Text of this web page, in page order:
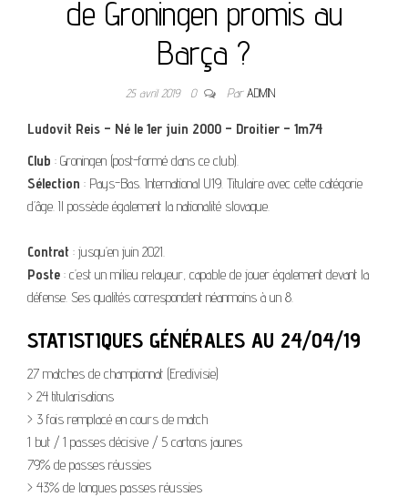
de Groningen promis au
Barça ?
25 avril 2019 0 ParADMIN
Ludovit Reis – Né le 1er juin 2000 – Droitier – 1m74
Club : Groningen (post-formé dans ce club).
Sélection : Pays-Bas. International U19. Titulaire avec cette catégorie
d’âge. Il possède également la nationalité slovaque.
Contrat : jusqu’en juin 2021.
Poste : c’est un milieu relayeur, capable de jouer également devant la
défense. Ses qualités correspondent néanmoins à un 8.
STATISTIQUES GÉNÉRALES AU 24/04/19
27 matches de championnat (Eredivisie)
> 24 titularisations
> 3 fois remplacé en cours de match
1 but / 1 passes décisive / 5 cartons jaunes
79% de passes réussies
> 43% de longues passes réussies